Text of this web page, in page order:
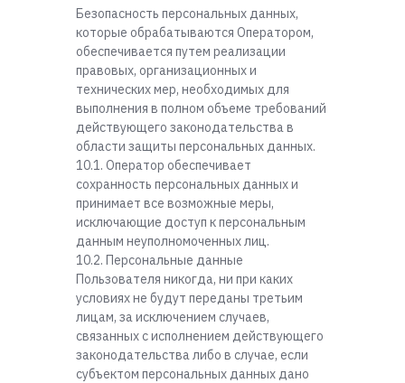
Безопасность персональных данных,
которые обрабатываются Оператором,
обеспечивается путем реализации
правовых, организационных и
технических мер, необходимых для
выполнения в полном объеме требований
действующего законодательства в
области защиты персональных данных.
10.1. Оператор обеспечивает
сохранность персональных данных и
принимает все возможные меры,
исключающие доступ к персональным
данным неуполномоченных лиц.
10.2. Персональные данные
Пользователя никогда, ни при каких
условиях не будут переданы третьим
лицам, за исключением случаев,
связанных с исполнением действующего
законодательства либо в случае, если
субъектом персональных данных дано